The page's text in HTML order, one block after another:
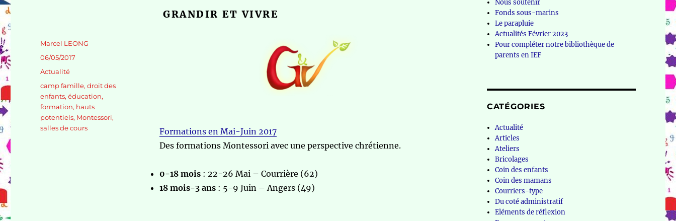
GRANDIR ET VIVRE
Formations en Mai-Juin 2017
Des formations Montessori avec une perspective chrétienne.
0-18 mois: 22-26 Mai – Courrière (62)
18 mois-3 ans: 5-9 Juin – Angers (49)
Auteur
Marcel LEONG
Publié
06/05/2017
Catégories
Actualité
Étiquettes
camp famille,droit des
enfants,éducation,
formation, hauts
potentiels, Montessori,
salles de cours
Nous soutenir
Fonds sous-marins
Le parapluie
Actualités Février 2023
Pour compléter notre bibliothèque de
parents en IEF
CATÉGORIES
Actualité
Articles
Ateliers
Bricolages
Coin des enfants
Coin des mamans
Courriers-type
Du coté administratif
Eléments de réflexion